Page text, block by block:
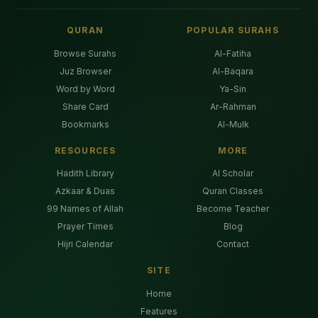
QURAN
Browse Surahs
Juz Browser
Word by Word
Share Card
Bookmarks
POPULAR SURAHS
Al-Fatiha
Al-Baqara
Ya-Sin
Ar-Rahman
Al-Mulk
RESOURCES
Hadith Library
Azkaar & Duas
99 Names of Allah
Prayer Times
Hijri Calendar
MORE
AI Scholar
Quran Classes
Become Teacher
Blog
Contact
SITE
Home
Features